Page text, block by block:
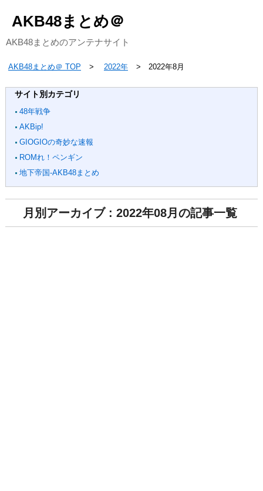
AKB48まとめ＠
AKB48まとめのアンテナサイト
AKB48まとめ＠ TOP 2022年 2022年8月
サイト別カテゴリ
48年戦争
AKBip!
GIOGIOの奇妙な速報
ROMれ！ペンギン
地下帝国-AKB48まとめ
月別アーカイブ : 2022年08月の記事一覧